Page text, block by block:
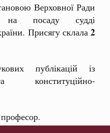
Верховної Ради
на посаду судді
Присягу склала 2
публікацій із
конституційно-